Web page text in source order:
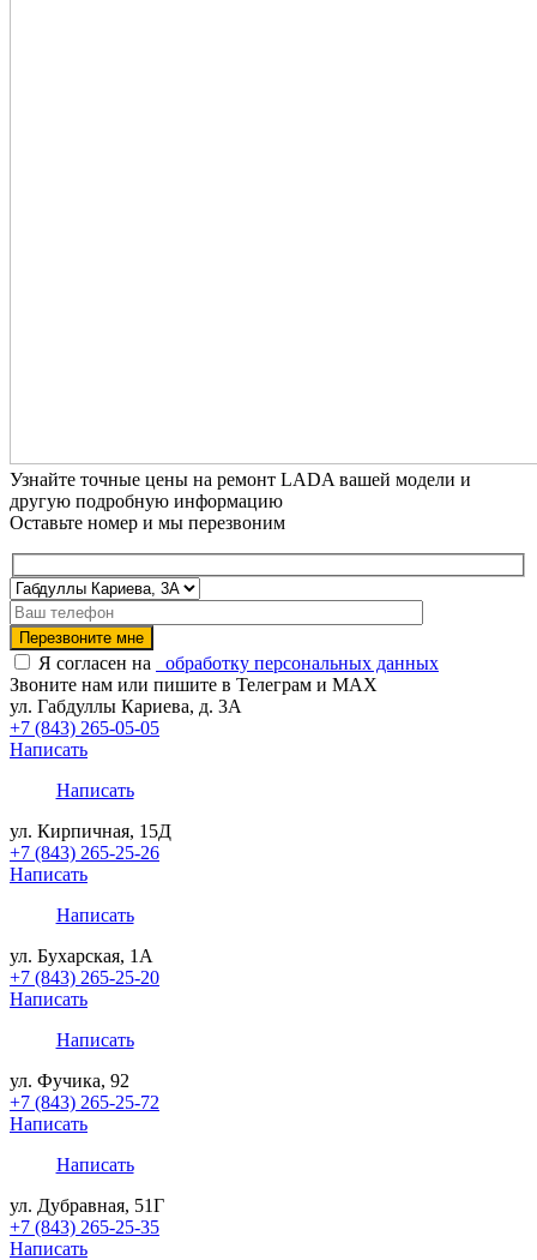
Узнайте точные цены на ремонт LADA вашей модели и
другую подробную информацию
Оставьте номер и мы перезвоним
Я согласен на
обработку персональных данных
Звоните нам или пишите в Телеграм и MAX
ул. Габдуллы Кариева, д. 3А
+7 (843) 265-05-05
Написать
Написать
ул. Кирпичная, 15Д
+7 (843) 265-25-26
Написать
Написать
ул. Бухарская, 1А
+7 (843) 265-25-20
Написать
Написать
ул. Фучика, 92
+7 (843) 265-25-72
Написать
Написать
ул. Дубравная, 51Г
+7 (843) 265-25-35
Написать